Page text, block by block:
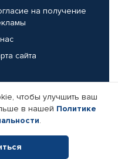
на получение
сайта
компании
чтобы улучшить ваш
в нашей Политике
.